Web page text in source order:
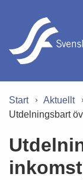
Start Aktuellt
Utdelningsbart